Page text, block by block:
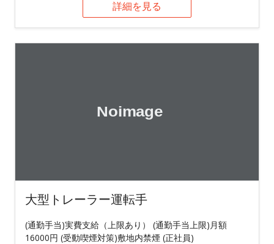
詳細を見る
大型トレーラー運転手
(通勤手当)実費支給（上限あり） (通勤手当上限)月額
16000円 (受動喫煙対策)敷地内禁煙 (正社員)